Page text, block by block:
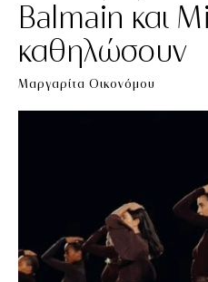
Balmain και
καθηλώσουν
Μαργαρίτα Οικονόμου